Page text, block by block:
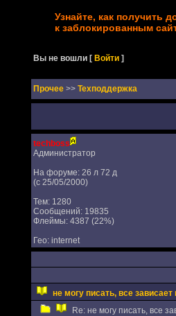
Узнайте, как получить
к заблокированным
Вы не вошли [Войти ]
Прочее >> Техподдержка
techboss
Администратор
На форуме: 26 л 72 д
(с 25/05/2000)
Тем: 1280
Сообщений: 19835
Флеймы: 4387 (22%)
Гео: internet
не могу писать, все зависает
Re: не могу писать, все